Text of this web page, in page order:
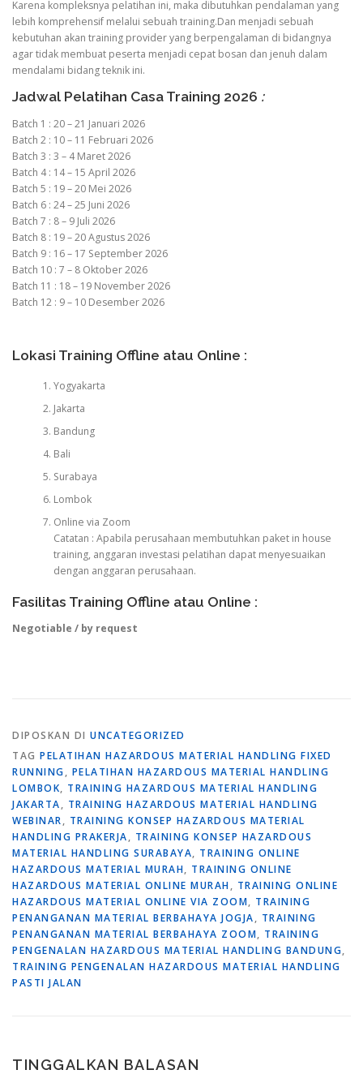
Karena kompleksnya pelatihan ini, maka dibutuhkan pendalaman yang
lebih komprehensif melalui sebuah training.Dan menjadi sebuah
kebutuhan akan training provider yang berpengalaman di bidangnya
agar tidak membuat peserta menjadi cepat bosan dan jenuh dalam
mendalami bidang teknik ini.
Jadwal Pelatihan Casa Training 2026 :
Batch 1 : 20 – 21 Januari 2026
Batch 2 : 10 – 11 Februari 2026
Batch 3 : 3 – 4 Maret 2026
Batch 4 : 14 – 15 April 2026
Batch 5 : 19 – 20 Mei 2026
Batch 6 : 24 – 25 Juni 2026
Batch 7 : 8 – 9 Juli 2026
Batch 8 : 19 – 20 Agustus 2026
Batch 9 : 16 – 17 September 2026
Batch 10 : 7 – 8 Oktober 2026
Batch 11 : 18 – 19 November 2026
Batch 12 : 9 – 10 Desember 2026
Lokasi Training Offline atau Online :
Yogyakarta
Jakarta
Bandung
Bali
Surabaya
Lombok
Online via Zoom
Catatan : Apabila perusahaan membutuhkan paket in house
training, anggaran investasi pelatihan dapat menyesuaikan
dengan anggaran perusahaan.
Fasilitas Training Offline atau Online :
Negotiable / by request
DIPOSKAN DI UNCATEGORIZED
TAG PELATIHAN HAZARDOUS MATERIAL HANDLING FIXED
RUNNING, PELATIHAN HAZARDOUS MATERIAL HANDLING
LOMBOK, TRAINING HAZARDOUS MATERIAL HANDLING
JAKARTA, TRAINING HAZARDOUS MATERIAL HANDLING
WEBINAR, TRAINING KONSEP HAZARDOUS MATERIAL
HANDLING PRAKERJA, TRAINING KONSEP HAZARDOUS
MATERIAL HANDLING SURABAYA, TRAINING ONLINE
HAZARDOUS MATERIAL MURAH, TRAINING ONLINE
HAZARDOUS MATERIAL ONLINE MURAH, TRAINING ONLINE
HAZARDOUS MATERIAL ONLINE VIA ZOOM, TRAINING
PENANGANAN MATERIAL BERBAHAYA JOGJA, TRAINING
PENANGANAN MATERIAL BERBAHAYA ZOOM, TRAINING
PENGENALAN HAZARDOUS MATERIAL HANDLING BANDUNG,
TRAINING PENGENALAN HAZARDOUS MATERIAL HANDLING
PASTI JALAN
TINGGALKAN BALASAN